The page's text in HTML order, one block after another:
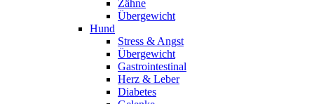
Zähne
Übergewicht
Hund
Stress & Angst
Übergewicht
Gastrointestinal
Herz & Leber
Diabetes